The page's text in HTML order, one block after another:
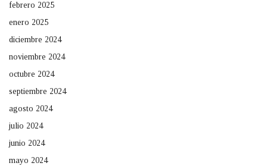
febrero 2025
enero 2025
diciembre 2024
noviembre 2024
octubre 2024
septiembre 2024
agosto 2024
julio 2024
junio 2024
mayo 2024